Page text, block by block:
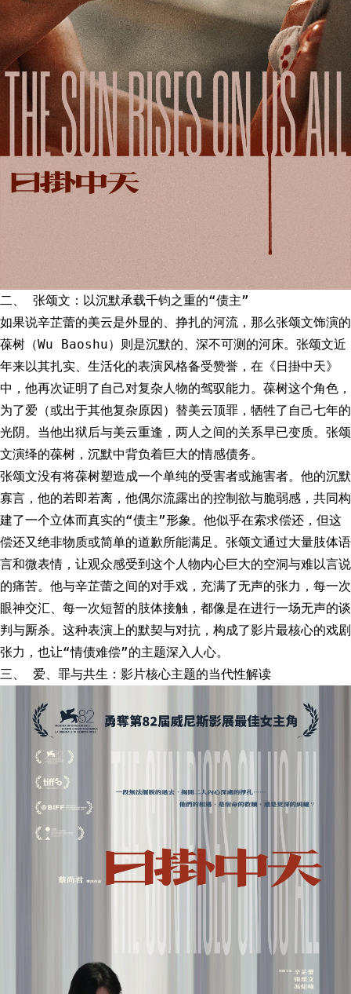
二、 张颂文：以沉默承载千钧之重的“债主”
如果说辛芷蕾的美云是外显的、挣扎的河流，那么张颂文饰演的
葆树（Wu Baoshu）则是沉默的、深不可测的河床。张颂文近
年来以其扎实、生活化的表演风格备受赞誉，在《日掛中天》
中，他再次证明了自己对复杂人物的驾驭能力。葆树这个角色，
为了爱（或出于其他复杂原因）替美云顶罪，牺牲了自己七年的
光阴。当他出狱后与美云重逢，两人之间的关系早已变质。张颂
文演绎的葆树，沉默中背负着巨大的情感债务。
张颂文没有将葆树塑造成一个单纯的受害者或施害者。他的沉默
寡言，他的若即若离，他偶尔流露出的控制欲与脆弱感，共同构
建了一个立体而真实的“债主”形象。他似乎在索求偿还，但这
偿还又绝非物质或简单的道歉所能满足。张颂文通过大量肢体语
言和微表情，让观众感受到这个人物内心巨大的空洞与难以言说
的痛苦。他与辛芷蕾之间的对手戏，充满了无声的张力，每一次
眼神交汇、每一次短暂的肢体接触，都像是在进行一场无声的谈
判与厮杀。这种表演上的默契与对抗，构成了影片最核心的戏剧
张力，也让“情债难偿”的主题深入人心。
三、 爱、罪与共生：影片核心主题的当代性解读